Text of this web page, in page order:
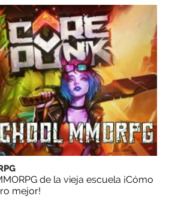
de la vieja escuela ¡Cómo
mejor!